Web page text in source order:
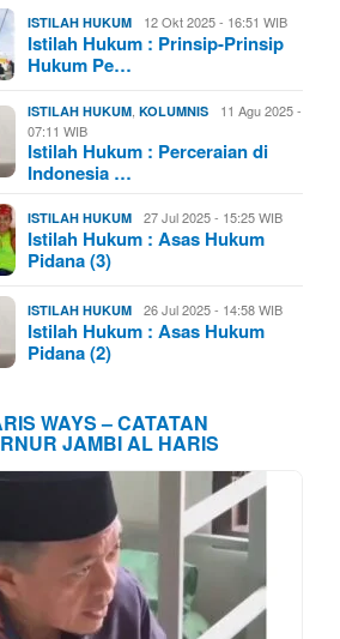
ISTILAH HUKUM 12 Okt 2025 - 16:51 WIB
Istilah Hukum : Prinsip-Prinsip
Hukum Pe…
ISTILAH HUKUM ,KOLUMNIS
11 Agu 2025 -
07:11 WIB
Istilah Hukum : Perceraian di
Indonesia …
ISTILAH HUKUM 27 Jul 2025 - 15:25 WIB
Istilah Hukum : Asas Hukum
Pidana (3)
ISTILAH HUKUM 26 Jul 2025 - 14:58 WIB
Istilah Hukum : Asas Hukum
Pidana (2)
WAYS – CATATAN
JAMBI AL HARIS